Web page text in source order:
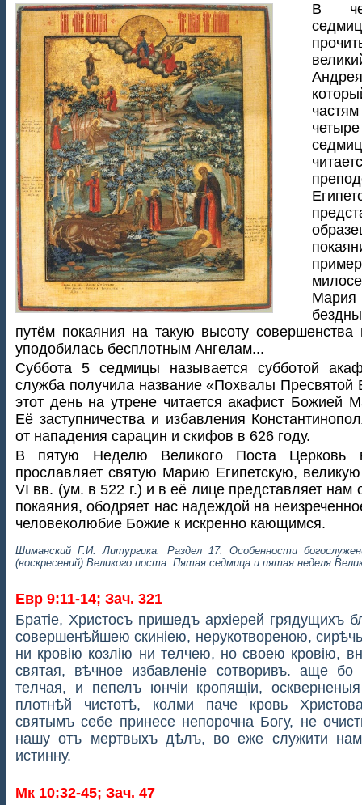
В
Мария
путём покаяния на такую высоту совершенства
уподобилась бесплотным Ангелам...
Суббота 5 седмицы называется субботой
служба получила название «Похвалы Пресвятой
этот день на утрене читается акафист Божией
Её заступничества и избавления
от нападения сарацин и скифов в 626 году.
В пятую Неделю Великого Поста Церковь
прославляет святую Марию Египетскую,
VI вв. (ум. в 522 г.) и в её лице представляет нам
покаяния, ободряет нас надеждой на
человеколюбие Божие к искренно кающимся.
Шиманский Г.И. Литургика. Раздел 17. Особенности
(воскресений) Великого поста. Пятая седмица и пятая неделя
Евр 9:11-14; Зач. 321
Брaтіе, Христосъ пришeдъ архіерeй грядущихъ
совершeнѣйшею скиніею, нерукотворeною,
ни кровію козлію ни тeлчею, но своeю кровію,
святая, вѣчное избавлeніе сотворивъ. аще бо
тeлчая, и пeпелъ юнчіи кропящіи,
плотнѣй чистотѣ, колми паче кровь
святымъ себе принесе непорочна Богу, не
нашу отъ мертвыхъ дѣлъ, во еже служити
истинну.
Мк 10:32-45; Зач. 47